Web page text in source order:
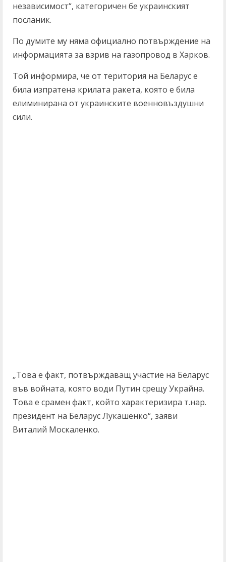
независимост“, категоричен бе украинският
посланик.
По думите му няма официално потвърждение на
информацията за взрив на газопровод в Харков.
Той информира, че от територия на Беларус е
била изпратена крилата ракета, която е била
елиминирана от украинските военновъздушни
сили.
„Това е факт, потвърждаващ участие на Беларус
във войната, която води Путин срещу Украйна.
Това е срамен факт, който характеризира т.нар.
президент на Беларус Лукашенко“, заяви
Виталий Москаленко.